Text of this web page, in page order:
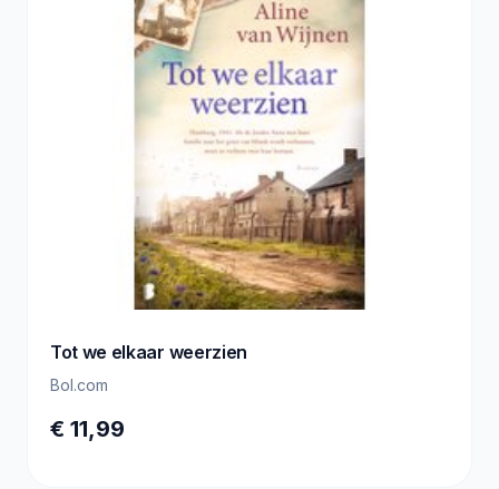
Tot we elkaar weerzien
Bol.com
€ 11,99